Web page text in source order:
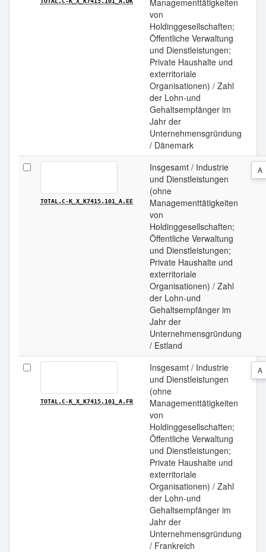
Managementtätigkeiten
von
Holdinggesellschaften;
Öffentliche Verwaltung
und Dienstleistungen;
Private Haushalte und
exterritoriale
Organisationen) / Zahl
der Lohn-und
Gehaltsempfänger im
Jahr der
Unternehmensgründung
/ Dänemark
TOTAL.C-K_X_K7415.101_A.EE
Insgesamt / Industrie
und Dienstleistungen
(ohne
Managementtätigkeiten
von
Holdinggesellschaften;
Öffentliche Verwaltung
und Dienstleistungen;
Private Haushalte und
exterritoriale
Organisationen) / Zahl
der Lohn-und
Gehaltsempfänger im
Jahr der
Unternehmensgründung
/ Estland
A
TOTAL.C-K_X_K7415.101_A.FR
Insgesamt / Industrie
und Dienstleistungen
(ohne
Managementtätigkeiten
von
Holdinggesellschaften;
Öffentliche Verwaltung
und Dienstleistungen;
Private Haushalte und
exterritoriale
Organisationen) / Zahl
der Lohn-und
Gehaltsempfänger im
Jahr der
Unternehmensgründung
/ Frankreich
A